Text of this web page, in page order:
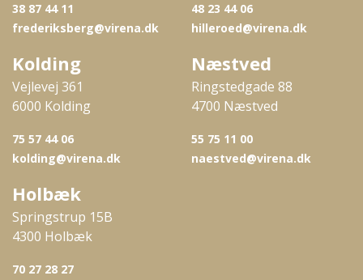
38 87 44 11
frederiksberg@virena.dk
48 23 44 06
hilleroed@virena.dk
Kolding
Vejlevej 361
6000 Kolding
75 57 44 06
kolding@virena.dk
Næstved
Ringstedgade 88
4700 Næstved
55 75 11 00
naestved@virena.dk
Holbæk
Springstrup 15B
4300 Holbæk
70 27 28 27